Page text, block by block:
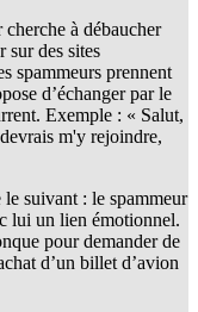
à débaucher
sur des sites
spammeurs prennent
d’échanger par le
Exemple : « Salut,
m'y rejoindre,
suivant : le spammeur
lui un lien émotionnel.
pour demander de
d’un billet d’avion